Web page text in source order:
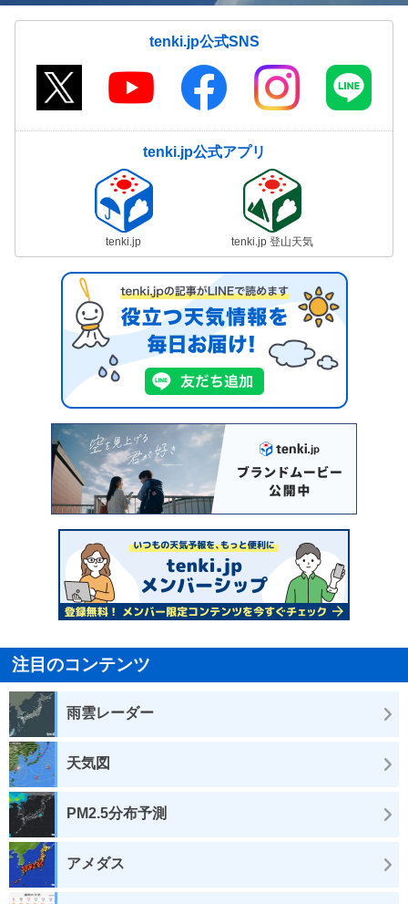
tenki.jp公式SNS
tenki.jp公式アプリ
tenki.jp tenki.jp 登山天気
注目のコンテンツ
雨雲レーダー
天気図
PM2.5分布予測
アメダス